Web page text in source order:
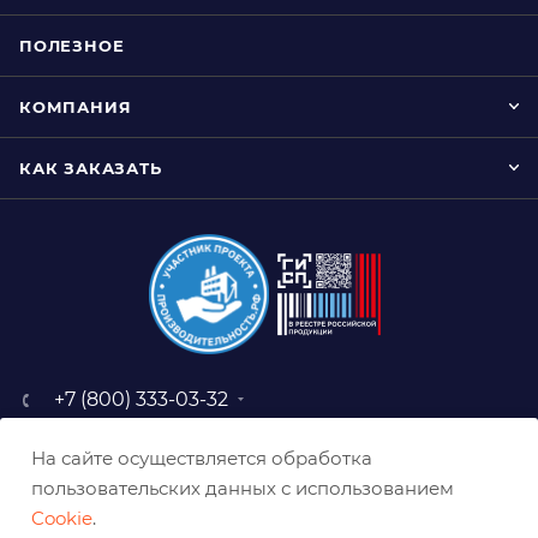
ПОЛЕЗНОЕ
КОМПАНИЯ
КАК ЗАКАЗАТЬ
+7 (800) 333-03-32
baz@belabraziv.ru
308009, Россия, г. Белгород,
На сайте осуществляется обработка
пользовательских данных с использованием
Cookie.